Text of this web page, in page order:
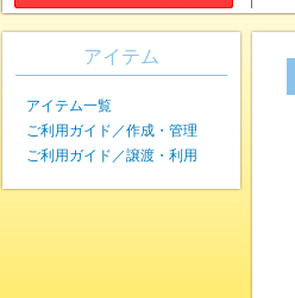
アイテム
アイテム一覧
ご利用ガイド／作成・管理
ご利用ガイド／譲渡・利用